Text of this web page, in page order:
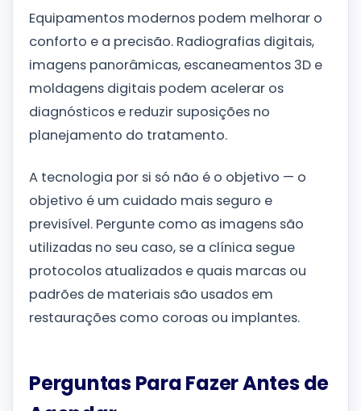
Equipamentos modernos podem melhorar o
conforto e a precisão. Radiografias digitais,
imagens panorâmicas, escaneamentos 3D e
moldagens digitais podem acelerar os
diagnósticos e reduzir suposições no
planejamento do tratamento.
A tecnologia por si só não é o objetivo — o
objetivo é um cuidado mais seguro e
previsível. Pergunte como as imagens são
utilizadas no seu caso, se a clínica segue
protocolos atualizados e quais marcas ou
padrões de materiais são usados em
restaurações como coroas ou implantes.
Perguntas Para Fazer Antes de